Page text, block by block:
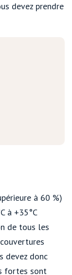
devez prendre
à 60 %)
à +35°C
de tous les
devez donc
fortes sont